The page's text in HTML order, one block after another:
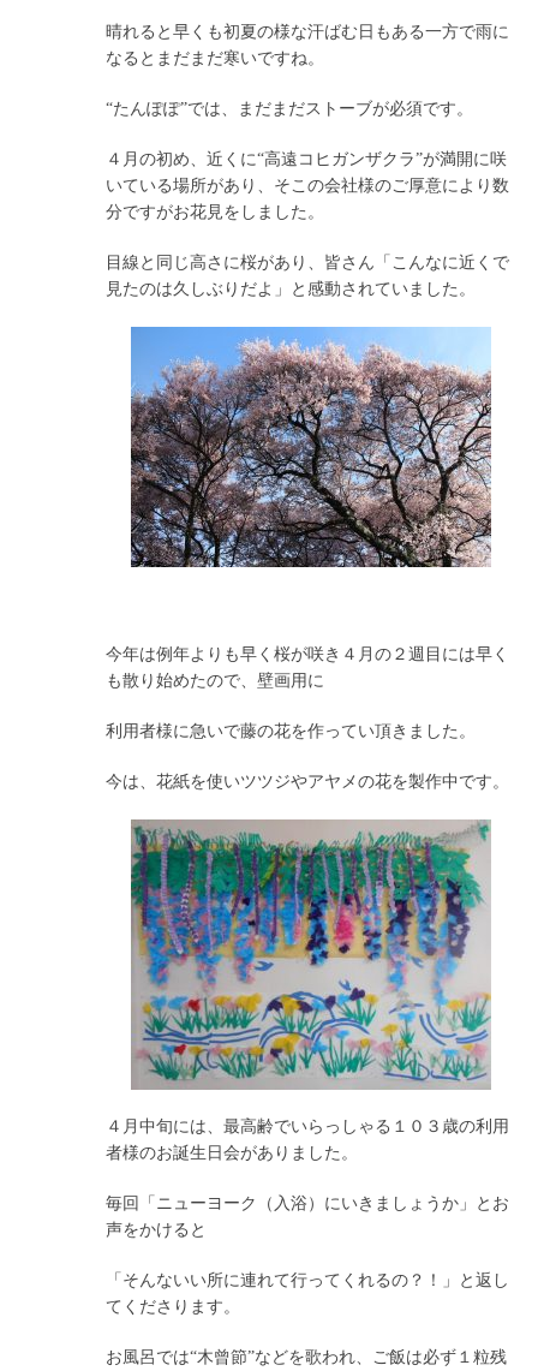
晴れると早くも初夏の様な汗ばむ日もある一方で雨に
なるとまだまだ寒いですね。
“たんぽぽ”では、まだまだストーブが必須です。
４月の初め、近くに“高遠コヒガンザクラ”が満開に咲
いている場所があり、そこの会社様のご厚意により数
分ですがお花見をしました。
目線と同じ高さに桜があり、皆さん「こんなに近くで
見たのは久しぶりだよ」と感動されていました。
今年は例年よりも早く桜が咲き４月の２週目には早く
も散り始めたので、壁画用に
利用者様に急いで藤の花を作ってい頂きました。
今は、花紙を使いツツジやアヤメの花を製作中です。
４月中旬には、最高齢でいらっしゃる１０３歳の利用
者様のお誕生日会がありました。
毎回「ニューヨーク（入浴）にいきましょうか」とお
声をかけると
「そんないい所に連れて行ってくれるの？！」と返し
てくださります。
お風呂では“木曾節”などを歌われ、ご飯は必ず１粒残